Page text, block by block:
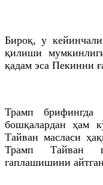
Бироқ, у
қилиши
қадам эса Пекинни
Трамп брифингда
бошқалардан ҳам
Тайван масласи
Трамп Тайван
гаплашишини